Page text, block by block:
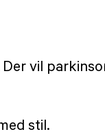
vil
stil.